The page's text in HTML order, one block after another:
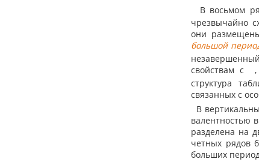
В восьмом
чрезвычайно
они
большой
свойствам с
структура
связанных с
В
валентностью
разделена на
четных рядов
больших